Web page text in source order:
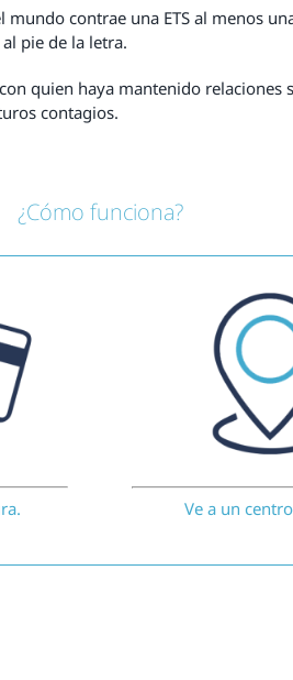
contrae una ETS al menos
pie de la letra.
quien haya mantenido relaciones
contagios.
¿Cómo funciona?
Ve a un